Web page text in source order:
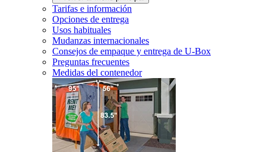
Tarifas e información
Opciones de entrega
Usos habituales
Mudanzas internacionales
Consejos de empaque y entrega de U-Box
Preguntas frecuentes
Medidas del contenedor